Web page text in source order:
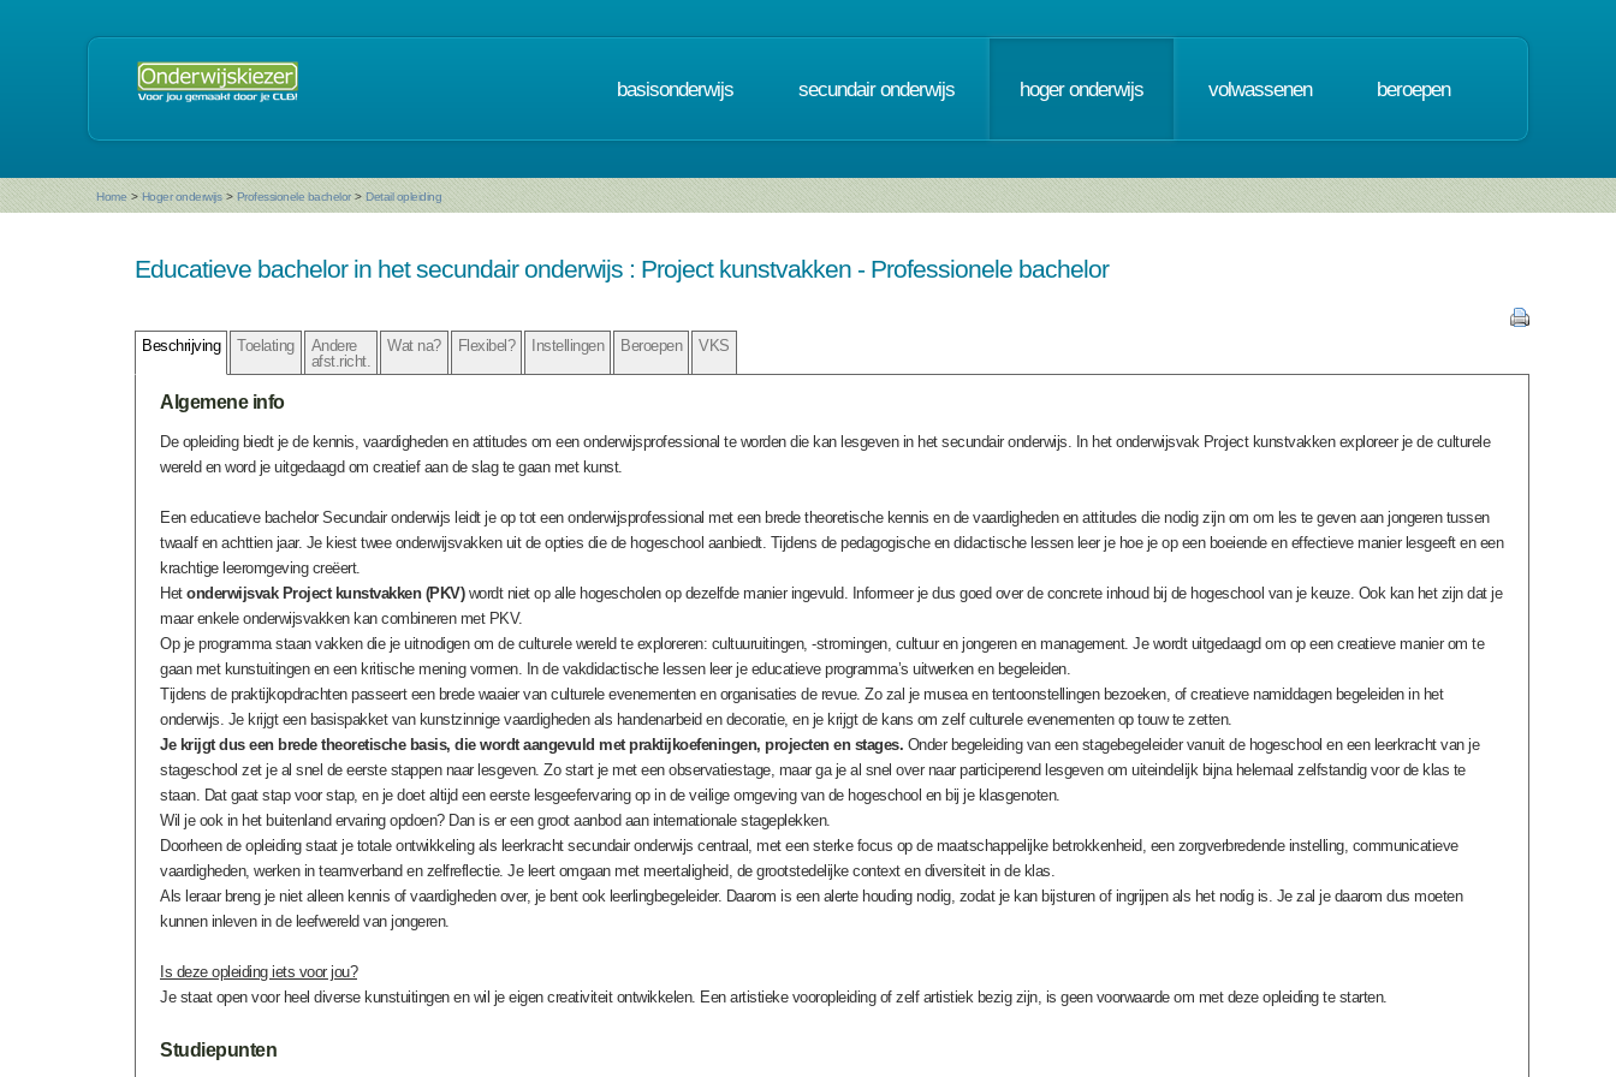
basisonderwijs secundair onderwijs hoger onderwijs volwassenen beroepen
Home > Hoger onderwijs > Professionele bachelor > Detail opleiding
Educatieve bachelor in het secundair onderwijs : Project kunstvakken - Professionele bachelor
Beschrijving Toelating
Andere
afst.richt.
Wat na? Flexibel? Instellingen Beroepen VKS
Algemene info
De opleiding biedt je de kennis, vaardigheden en attitudes om een onderwijsprofessional te worden die kan lesgeven in het secundair onderwijs. In het onderwijsvak Project kunstvakken exploreer je de culturele
wereld en word je uitgedaagd om creatief aan de slag te gaan met kunst.
Een educatieve bachelor Secundair onderwijs leidt je op tot een onderwijsprofessional met een brede theoretische kennis en de vaardigheden en attitudes die nodig zijn om om les te geven aan jongeren tussen
twaalf en achttien jaar. Je kiest twee onderwijsvakken uit de opties die de hogeschool aanbiedt. Tijdens de pedagogische en didactische lessen leer je hoe je op een boeiende en effectieve manier lesgeeft en een
krachtige leeromgeving creëert.
Het onderwijsvak Project kunstvakken (PKV)wordt niet op alle hogescholen op dezelfde manier ingevuld. Informeer je dus goed over de concrete inhoud bij de hogeschool van je keuze. Ook kan het zijn dat je
maar enkele onderwijsvakken kan combineren met PKV.
Op je programma staan vakken die je uitnodigen om de culturele wereld te exploreren: cultuuruitingen, -stromingen, cultuur en jongeren en management. Je wordt uitgedaagd om op een creatieve manier om te
gaan met kunstuitingen en een kritische mening vormen. In de vakdidactische lessen leer je educatieve programma’s uitwerken en begeleiden.
Tijdens de praktijkopdrachten passeert een brede waaier van culturele evenementen en organisaties de revue. Zo zal je musea en tentoonstellingen bezoeken, of creatieve namiddagen begeleiden in het
onderwijs. Je krijgt een basispakket van kunstzinnige vaardigheden als handenarbeid en decoratie, en je krijgt de kans om zelf culturele evenementen op touw te zetten.
Je krijgt dus een brede theoretische basis, die wordt aangevuld met praktijkoefeningen, projecten en stages. Onder begeleiding van een stagebegeleider vanuit de hogeschool en een leerkracht van je
stageschool zet je al snel de eerste stappen naar lesgeven. Zo start je met een observatiestage, maar ga je al snel over naar participerend lesgeven om uiteindelijk bijna helemaal zelfstandig voor de klas te
staan. Dat gaat stap voor stap, en je doet altijd een eerste lesgeefervaring op in de veilige omgeving van de hogeschool en bij je klasgenoten.
Wil je ook in het buitenland ervaring opdoen? Dan is er een groot aanbod aan internationale stageplekken.
Doorheen de opleiding staat je totale ontwikkeling als leerkracht secundair onderwijs centraal, met een sterke focus op de maatschappelijke betrokkenheid, een zorgverbredende instelling, communicatieve
vaardigheden, werken in teamverband en zelfreflectie. Je leert omgaan met meertaligheid, de grootstedelijke context en diversiteit in de klas.
Als leraar breng je niet alleen kennis of vaardigheden over, je bent ook leerlingbegeleider. Daarom is een alerte houding nodig, zodat je kan bijsturen of ingrijpen als het nodig is. Je zal je daarom dus moeten
kunnen inleven in de leefwereld van jongeren.
Is deze opleiding iets voor jou?
Je staat open voor heel diverse kunstuitingen en wil je eigen creativiteit ontwikkelen. Een artistieke vooropleiding of zelf artistiek bezig zijn, is geen voorwaarde om met deze opleiding te starten.
Studiepunten